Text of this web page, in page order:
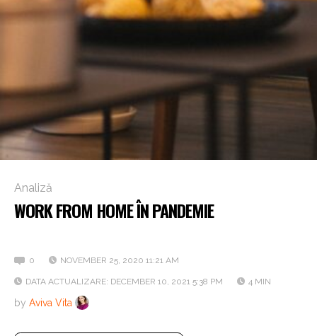
Analiză
WORK FROM HOME ÎN PANDEMIE
0 NOVEMBER 25, 2020 11:21 AM
DATA ACTUALIZARE: DECEMBER 10, 2021 5:38 PM 4 MIN
by Aviva Vita